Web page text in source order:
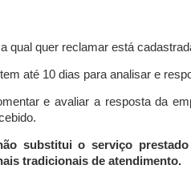
qual quer reclamar está
até 10 dias para analisar e
e avaliar a resposta da
substitui o serviço
tradicionais de atendimento.